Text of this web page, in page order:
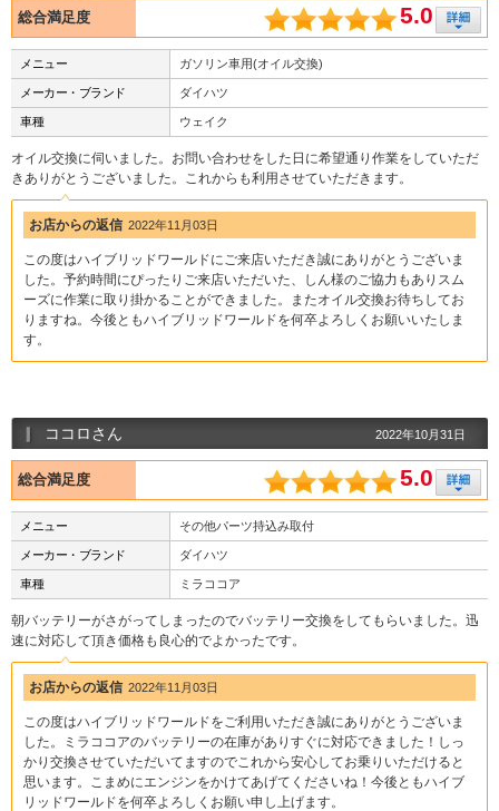
総合満足度 5.0
メニュー ガソリン車用(オイル交換)
メーカー・ブランド ダイハツ
車種 ウェイク
オイル交換に伺いました。お問い合わせをした日に希望通り作業をしていただ
きありがとうございました。これからも利用させていただきます。
お店からの返信 2022年11月03日
この度はハイブリッドワールドにご来店いただき誠にありがとうございま
した。予約時間にぴったりご来店いただいた、しん様のご協力もありスム
ーズに作業に取り掛かることができました。またオイル交換お待ちしてお
りますね。今後ともハイブリッドワールドを何卒よろしくお願いいたしま
す。
ココロさん 2022年10月31日
総合満足度 5.0
メニュー その他パーツ持込み取付
メーカー・ブランド ダイハツ
車種 ミラココア
朝バッテリーがさがってしまったのでバッテリー交換をしてもらいました。迅
速に対応して頂き価格も良心的でよかったです。
お店からの返信 2022年11月03日
この度はハイブリッドワールドをご利用いただき誠にありがとうございま
した。ミラココアのバッテリーの在庫がありすぐに対応できました！しっ
かり交換させていただいてますのでこれから安心してお乗りいただけると
思います。こまめにエンジンをかけてあげてくださいね！今後ともハイブ
リッドワールドを何卒よろしくお願い申し上げます。